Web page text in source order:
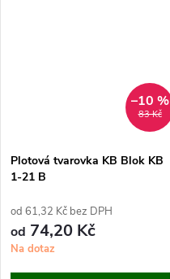
83 Kč
–10 %
Plotová tvarovka KB Blok KB
1-21 B
od 61,32 Kč bez DPH
od 74,20 Kč
Na dotaz